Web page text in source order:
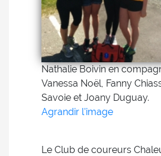
Nathalie Boivin en
Vanessa Noël, Fanny
Savoie et Joany Duguay.
Agrandir l'image
Le Club de coureurs